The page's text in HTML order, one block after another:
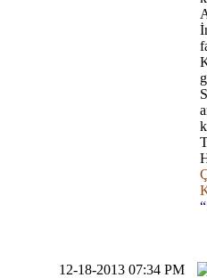
12-18-2013 07:34 PM